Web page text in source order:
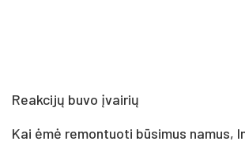
Reakcijų buvo įvairių
Kai ėmė remontuoti būsimus namus,